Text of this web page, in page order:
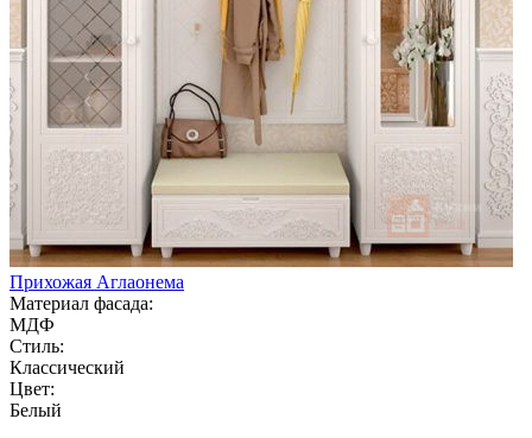
Прихожая Аглаонема
Материал фасада:
МДФ
Стиль:
Классический
Цвет:
Белый